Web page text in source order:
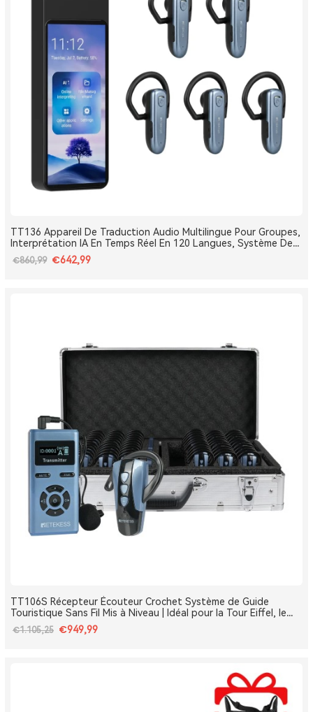
TT136 Appareil De Traduction Audio Multilingue Pour Groupes,
Interprétation IA En Temps Réel En 120 Langues, Système De
Traduction Pour Tours Et Conférences One-To-Many, Diffusion
Double Canal, Longue Portée 2.4G
€860,99 €642,99
TT106S Récepteur Écouteur Crochet Système de Guide
Touristique Sans Fil Mis à Niveau | Idéal pour la Tour Eiffel, le
Louvre et les Monuments de France
€1.105,25 €949,99